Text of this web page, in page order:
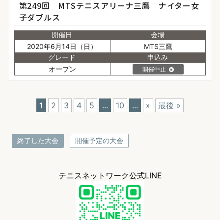
第249回 MTSテニスアリーナ三鷹 ナイター女
子ダブルス
開催日
2020年6月14日（日）
会場
MTS三鷹
グレード
オープン
申込み
開催中止
1 2 3 4 5 ... 10 ... » 最後 »
終了した大会 開催予定の大会
テニスネットワーク公式LINE